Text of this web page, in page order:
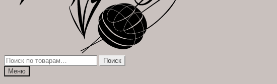
Искать:
Поиск
Меню